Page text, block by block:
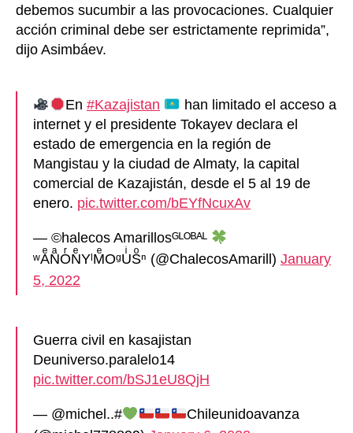
debemos sucumbir a las provocaciones. Cualquier
acción criminal debe ser estrictamente reprimida”,
dijo Asimbáev.
En #Kazajistan
han limitado el acceso a
internet y el presidente Tokayev declara el
estado de emergencia en la región de
Mangistau y la ciudad de Almaty, la capital
comercial de Kazajistán, desde el 5 al 19 de
enero. pic.twitter.com/bEYfNcuxAv
— ©halecos Amarillosᴳᴸᴼᴮᴬᴸ
ʷAͤNͣOͬNͤYˡMͤOᵍUͥSͦⁿ (@ChalecosAmarill) January
5, 2022
Guerra civil en kasajistan
Deuniverso.paralelo14
pic.twitter.com/bSJ1eU8QjH
— @michel..#
Chileunidoavanza